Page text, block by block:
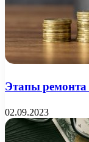
Этапы
02.09.2023